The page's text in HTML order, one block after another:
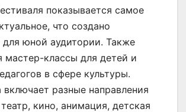
показывается самое
что создано
юной аудитории. Также
мастер-классы для детей и
в сфере культуры.
разные направления
кино, анимация, детская